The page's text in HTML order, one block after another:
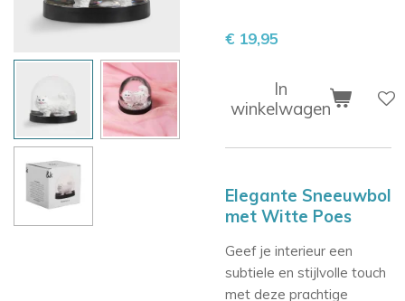
€ 19,95
In
winkelwagen
Elegante Sneeuwbol
met Witte Poes
Geef je interieur een
subtiele en stijlvolle touch
met deze prachtige